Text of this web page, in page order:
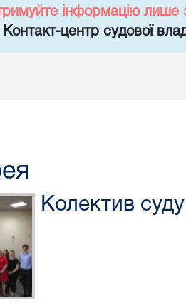
інформацію лише
центр судової
Колектив суду